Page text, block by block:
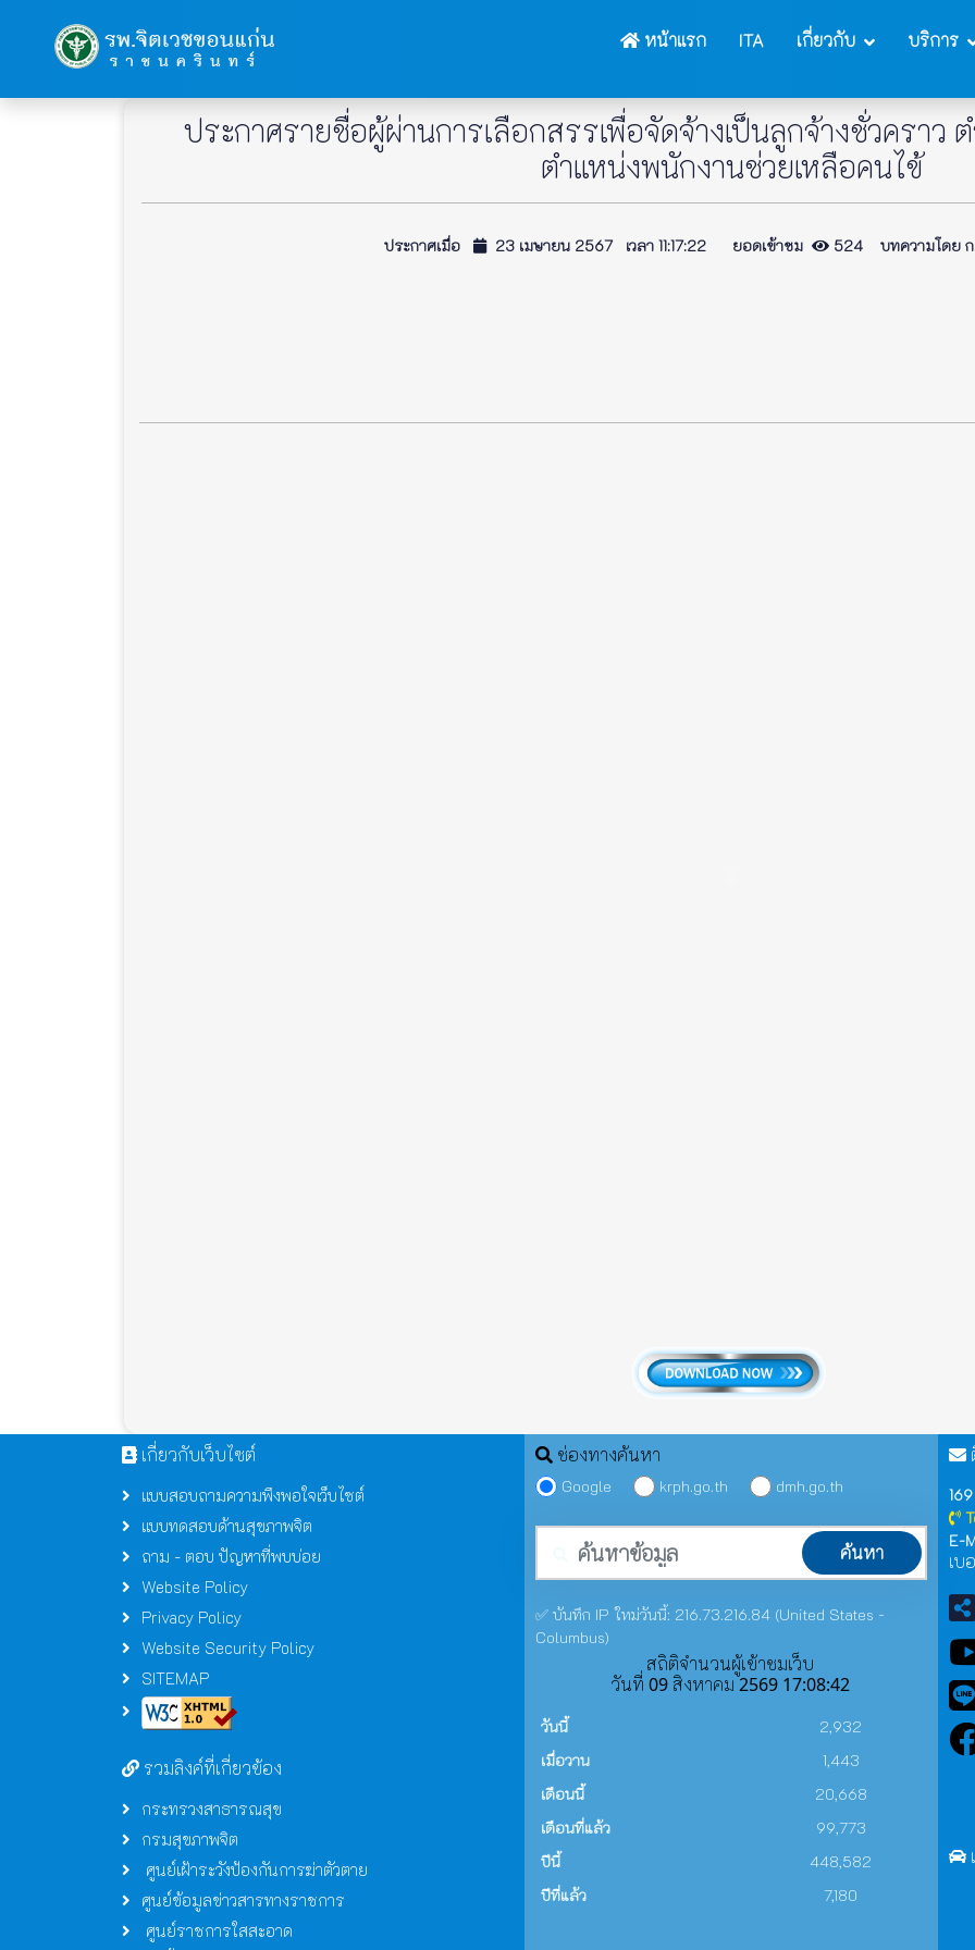
หน้าแรก ITA เกี่ยวกับ บริการ
ประกาศรายชื่อผู้ผ่านการเลือกสรรเพื่อจัดจ้างเป็นลูกจ้างชั่วคราว
ตำแหน่งพนักงานช่วยเหลือคนไข้
ประกาศเมื่อ 23 เมษายน 2567 เวลา 11:17:22 ยอดเข้าชม 524 บทความโดย ก
เกี่ยวกับเว็บไซต์
แบบสอบถามความพึงพอใจเว็บไซต์
แบบทดสอบด้านสุขภาพจิต
ถาม - ตอบ ปัญหาที่พบบ่อย
Website Policy
Privacy Policy
Website Security Policy
SITEMAP
รวมลิงค์ที่เกี่ยวข้อง
กระทรวงสาธารณสุข
กรมสุขภาพจิต
ศูนย์เฝ้าระวังป้องกันการฆ่าตัวตาย
ศูนย์ข้อมูลข่าวสารทางราชการ
ศูนย์ราชการใสสะอาด
ช่องทางค้นหา
Google krph.go.th dmh.go.th
ค้นหา
✅ บันทึก IP ใหม่วันนี้: 216.73.216.84 (United States -
Columbus)
สถิติจำนวนผู้เข้าชมเว็บ
วันที่ 09 สิงหาคม 2569 17:08:42
วันนี้
2,932
เมื่อวาน
1,443
เดือนนี้
20,668
เดือนที่แล้ว
99,773
ปีนี้
448,582
ปีที่แล้ว
7,180
E-
เบ